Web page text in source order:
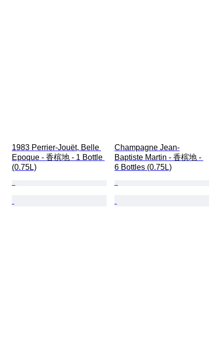
1983 Perrier-Jouët, Belle
Epoque - 香槟地 - 1 Bottle
(0.75L)
Champagne Jean-
Baptiste Martin - 香槟地 -
6 Bottles (0.75L)